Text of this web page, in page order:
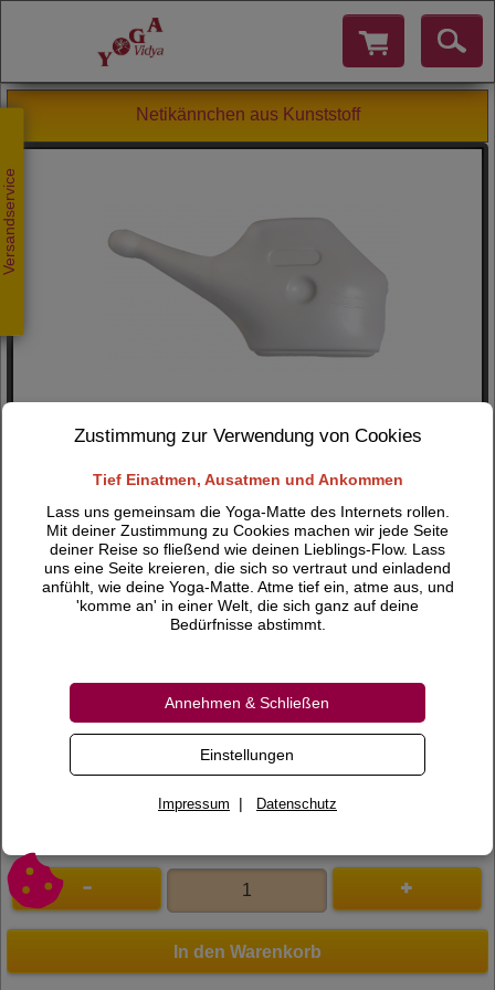
Versandservice
Netikännchen aus Kunststoff
Preis 6,00 €
inkl. 19 % MwSt.
Versandkosten
Gewicht 0,07 KG
Bewertungen
0 Bewertungen
In den Warenkorb
Zustimmung zur Verwendung von Cookies
Tief Einatmen, Ausatmen und Ankommen
Lass uns gemeinsam die Yoga-Matte des Internets rollen.
Mit deiner Zustimmung zu Cookies machen wir jede Seite
deiner Reise so fließend wie deinen Lieblings-Flow. Lass
uns eine Seite kreieren, die sich so vertraut und einladend
anfühlt, wie deine Yoga-Matte. Atme tief ein, atme aus, und
'komme an' in einer Welt, die sich ganz auf deine
Bedürfnisse abstimmt.
Annehmen & Schließen
Einstellungen
Impressum | Datenschutz